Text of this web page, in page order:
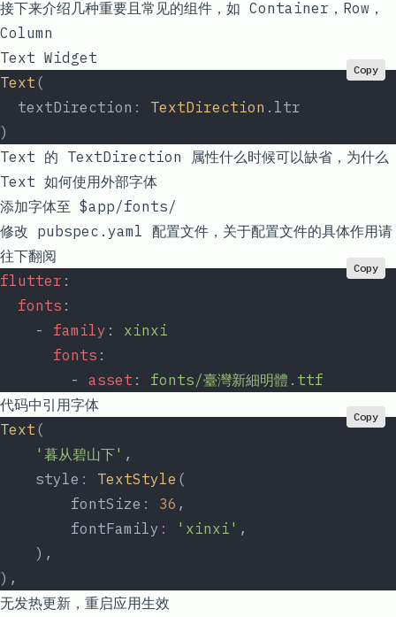
接下来介绍几种重要且常见的组件，如 Container ， Row ，
Column
Text Widget
Text (
  textDirection
: TextDirection .ltr
)
Copy
Text 的 TextDirection 属性什么时候可以缺省，为什么
Text 如何使用外部字体
添加字体至 $app/fonts/
修改 pubspec.yaml 配置文件，关于配置文件的具体作用请
往下翻阅
flutter :
  fonts
:
    -
family : xinxi
      fonts
:
        -
asset : fonts/臺灣新細明體.ttf
Copy
代码中引用字体
Text (
    '暮从碧山下'
,
    style
: TextStyle (
        fontSize
: 36 ,
        fontFamily
: 'xinxi' ,
    ),
),
Copy
无发热更新，重启应用生效